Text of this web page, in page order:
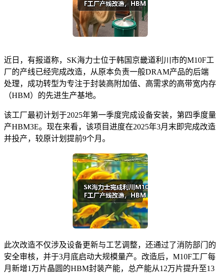
近日，有报道称，SK海力士位于韩国京畿道利川市的M10F工
厂的产线已经完成改造，从原本负责一般DRAM产品的后端
处理，成功转型为专注于封装高附加值、高需求的高带宽内存
（HBM）的先进生产基地。
该工厂最初计划于2025年第一季度完成设备安装，第四季度量
产HBM3E。现在来看，该项目进度在2025年3月末即完成改造
并投产，较原计划提前9个月。
此次改造不仅涉及设备更新与工艺调整，还通过了消防部门的
安全审核，并于3月底启动大规模量产。改造后，M10F工厂每
月新增1万片晶圆的HBM封装产能，总产能从12万片提升至13